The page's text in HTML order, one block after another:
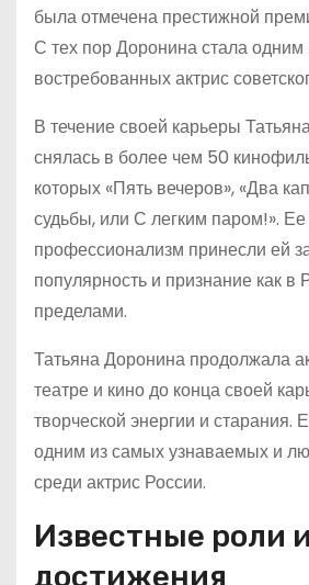
была отмечена престижной
С тех пор Доронина стала
востребованных актрис
В течение своей карьеры
снялась в более чем 50
которых «Пять вечеров», «Два
судьбы, или С легким паром!». Ее
профессионализм принесли ей
популярность и признание как в
пределами.
Татьяна Доронина продолжала
театре и кино до конца своей
творческой энергии и старания.
одним из самых узнаваемых и
среди актрис России.
Известные роли и
достижения